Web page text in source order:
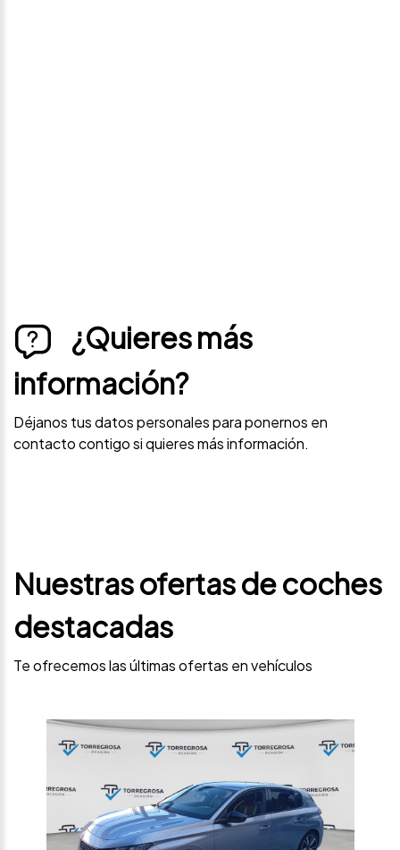
¿Quieres más
información?
Déjanos tus datos personales para ponernos en
contacto contigo si quieres más información.
Nuestras ofertas de coches
destacadas
Te ofrecemos las últimas ofertas en vehículos